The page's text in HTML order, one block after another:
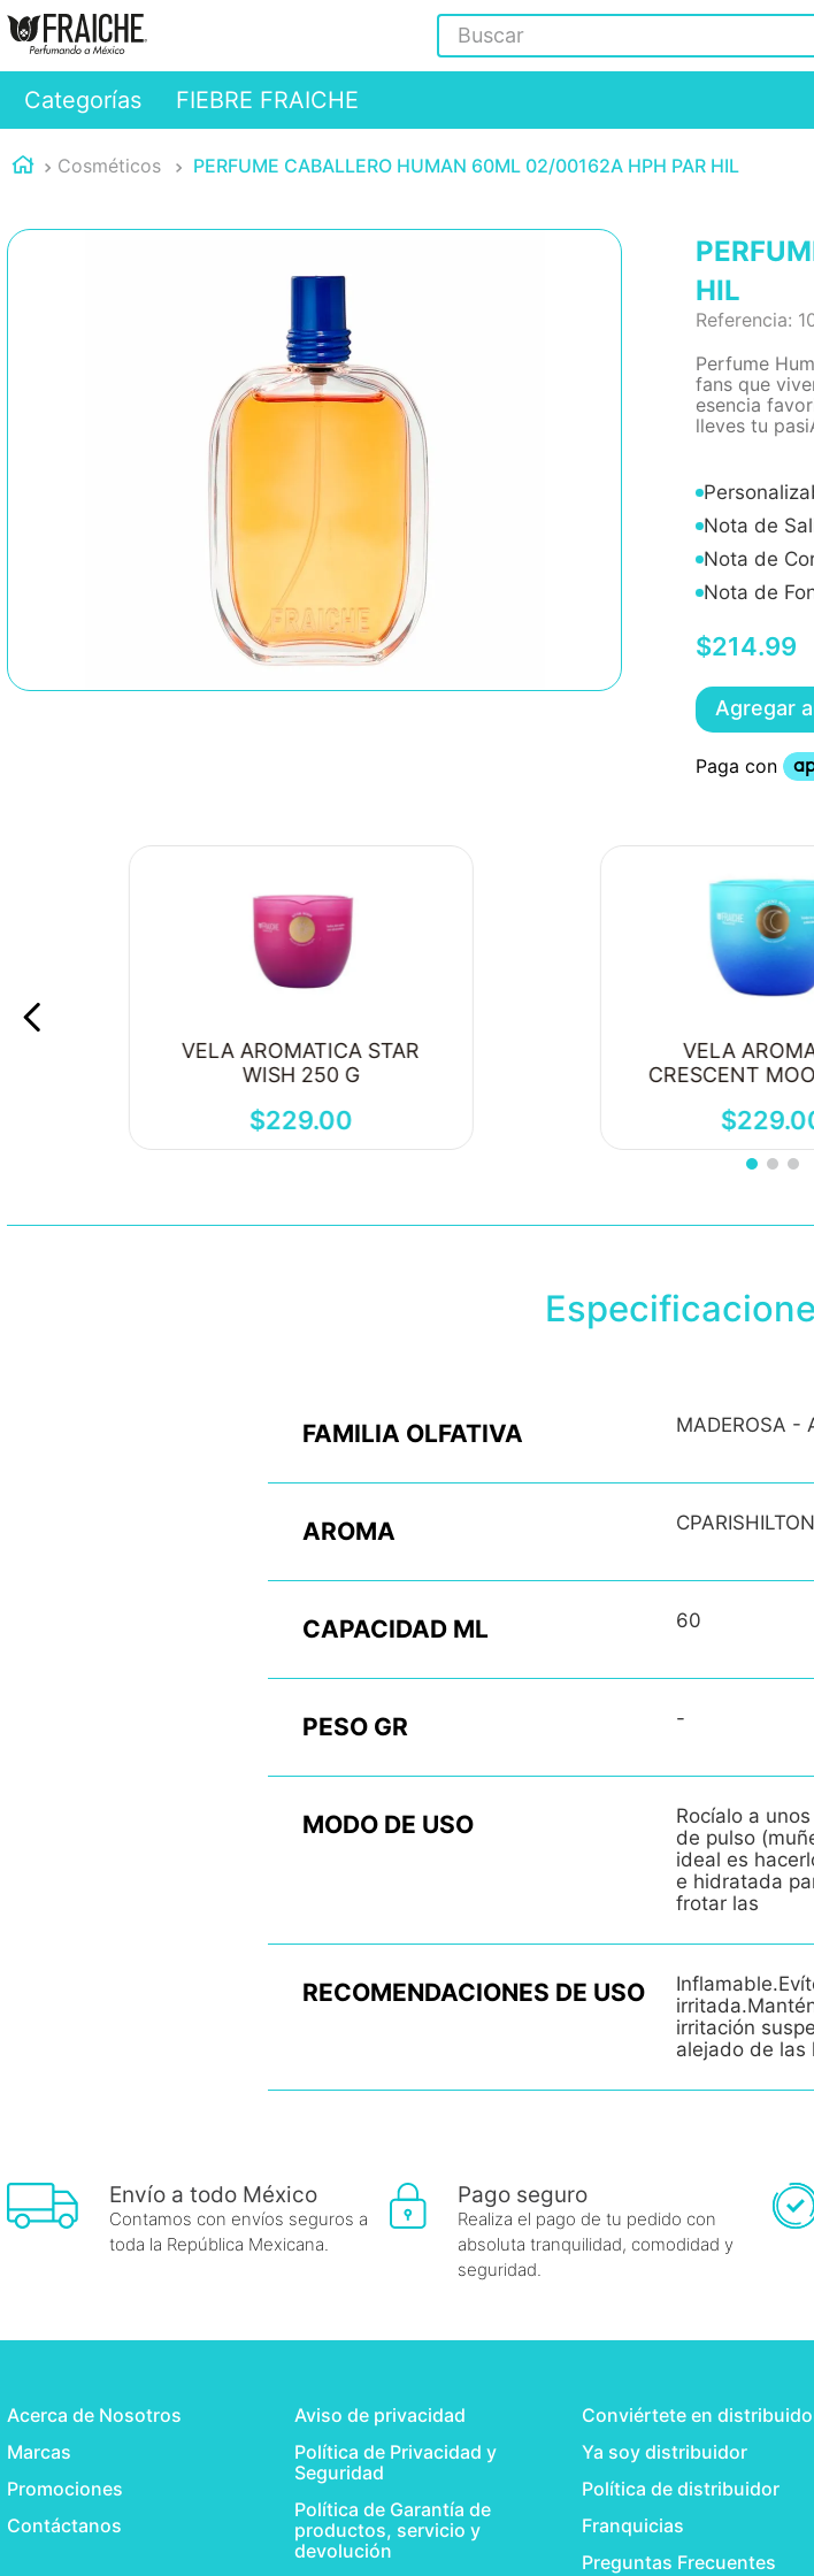
Buscar
Categorías FIEBRE FRAICHE
Cosméticos PERFUME CABALLERO HUMAN 60ML 02/00162A HPH PAR HIL
HIL
Referencia:
Perfume
fans que
esencia
lleves tu
Nota de
Nota de
Nota de
$214.99
Agregar
VELA AROMATICA STAR
WISH 250 G
$229.00
VELA
CRESCENT
$229.
FAMILIA OLFATIVA MADEROSA -
AROMA
CAPACIDAD ML 60
PESO GR -
MODO DE USO
Rocí­alo a
de pulso
ideal es
e hidratada
frotar las
RECOMENDACIONES DE USO
irritación
alejado de las
Envío a todo México
Contamos con envíos seguros a
toda la República Mexicana.
Pago seguro
Realiza el pago de tu pedido con
absoluta tranquilidad, comodidad y
seguridad.
Acerca de Nosotros
Marcas
Promociones
Contáctanos
Aviso de privacidad
Política de Privacidad y
Seguridad
Política de Garantía de
productos, servicio y
devolución
Conviértete en
Ya soy distribuidor
Política de distribuidor
Franquicias
Preguntas Frecuentes